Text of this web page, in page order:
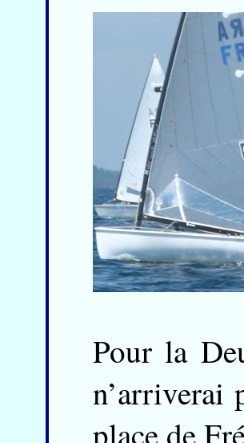
Pour la
n’arriverai
place de